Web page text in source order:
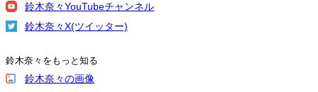
鈴木奈々YouTubeチャンネル
鈴木奈々X(ツイッター)
鈴木奈々をもっと知る
鈴木奈々の画像